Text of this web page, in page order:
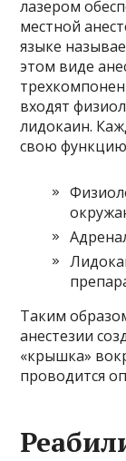
лазером
местной
языке
этом виде
входят
лидокаин.
свою
Таким
анестезии
«крышка»
проводится